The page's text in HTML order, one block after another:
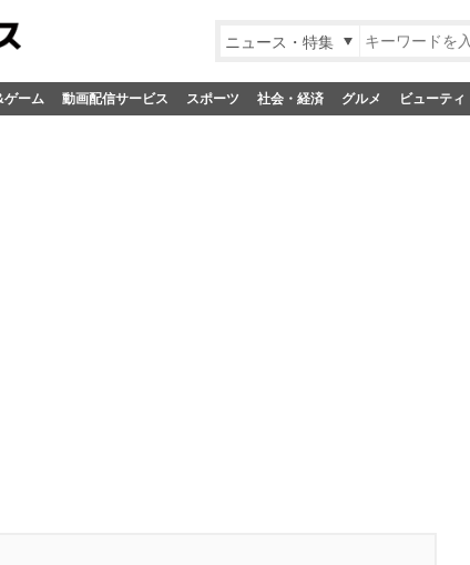
ニュース・特集
ゲーム 動画配信サービス スポーツ 社会・経済 グルメ ビューティ